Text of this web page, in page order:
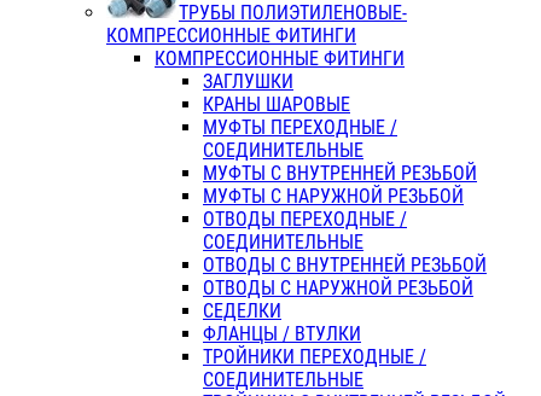
ТРУБЫ ПОЛИЭТИЛЕНОВЫЕ-
КОМПРЕССИОННЫЕ ФИТИНГИ
КОМПРЕССИОННЫЕ ФИТИНГИ
ЗАГЛУШКИ
КРАНЫ ШАРОВЫЕ
МУФТЫ ПЕРЕХОДНЫЕ /
СОЕДИНИТЕЛЬНЫЕ
МУФТЫ С ВНУТРЕННЕЙ РЕЗЬБОЙ
МУФТЫ С НАРУЖНОЙ РЕЗЬБОЙ
ОТВОДЫ ПЕРЕХОДНЫЕ /
СОЕДИНИТЕЛЬНЫЕ
ОТВОДЫ С ВНУТРЕННЕЙ РЕЗЬБОЙ
ОТВОДЫ С НАРУЖНОЙ РЕЗЬБОЙ
СЕДЕЛКИ
ФЛАНЦЫ / ВТУЛКИ
ТРОЙНИКИ ПЕРЕХОДНЫЕ /
СОЕДИНИТЕЛЬНЫЕ